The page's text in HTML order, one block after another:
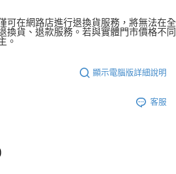
可在網路店進行退換貨服務，將無法在全
換貨、退款服務。若與實體門市價格不同
。
顯示電腦版詳細說明
客服